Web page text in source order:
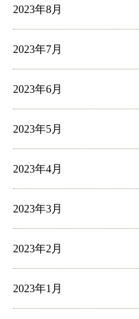
2023年8月
2023年7月
2023年6月
2023年5月
2023年4月
2023年3月
2023年2月
2023年1月